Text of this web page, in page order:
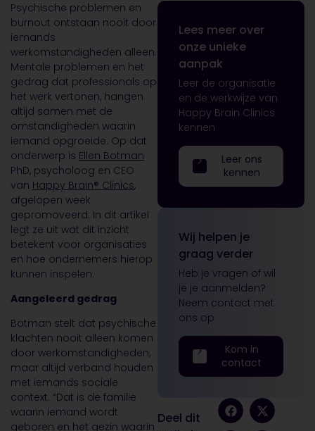
Psychische problemen en
burnout ontstaan nooit door
iemands
werkomstandigheden alleen.
Mentale problemen en het
gedrag dat professionals op
het werk vertonen, hangen
altijd samen met de
omstandigheden waarin
iemand opgroeide. Op dat
onderwerp is Ellen Botman
PhD, psycholoog en CEO
van Happy Brain® Clinics,
afgelopen week
gepromoveerd. In dit artikel
legt ze uit wat dit inzicht
betekent voor organisaties
en hoe ondernemers hierop
kunnen inspelen.
Aangeleerd gedrag
Botman stelt dat psychische
klachten nooit alleen komen
door werkomstandigheden,
maar altijd verband houden
met iemands sociale
context. “Dat is de familie
waarin iemand wordt
geboren en het gezin waarin
Lees meer over
onze unieke
aanpak
Leer de organisatie
en de werkwijze van
Happy Brain Clinics
kennen
Leer ons
kennen
Wij helpen je
graag verder
Heb je vragen of wil
je je aanmelden?
Neem contact met
ons op
Kom in
contact
Deel dit